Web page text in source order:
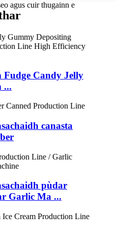
agus cuir thugainn e
Fudge Candy Jelly
...
canasta
pùdar
Garlic Ma ...